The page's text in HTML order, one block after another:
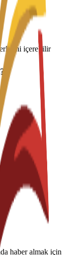
içerebilir
haber almak için